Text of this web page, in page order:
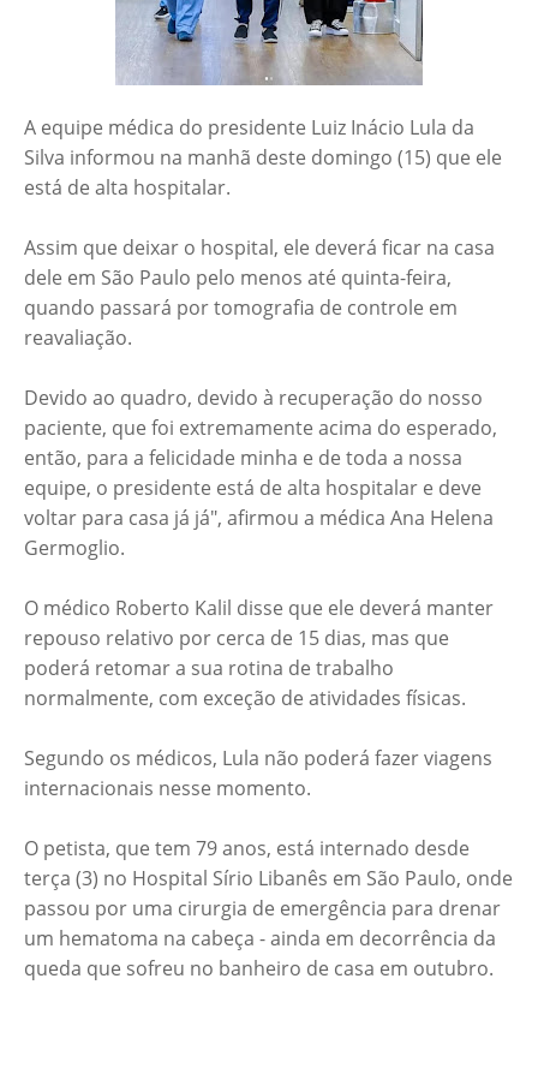
A equipe médica do presidente Luiz Inácio Lula da
Silva informou na manhã deste domingo (15) que ele
está de alta hospitalar.
Assim que deixar o hospital, ele deverá ficar na casa
dele em São Paulo pelo menos até quinta-feira,
quando passará por tomografia de controle em
reavaliação.
Devido ao quadro, devido à recuperação do nosso
paciente, que foi extremamente acima do esperado,
então, para a felicidade minha e de toda a nossa
equipe, o presidente está de alta hospitalar e deve
voltar para casa já já", afirmou a médica Ana Helena
Germoglio.
O médico Roberto Kalil disse que ele deverá manter
repouso relativo por cerca de 15 dias, mas que
poderá retomar a sua rotina de trabalho
normalmente, com exceção de atividades físicas.
Segundo os médicos, Lula não poderá fazer viagens
internacionais nesse momento.
O petista, que tem 79 anos, está internado desde
terça (3) no Hospital Sírio Libanês em São Paulo, onde
passou por uma cirurgia de emergência para drenar
um hematoma na cabeça - ainda em decorrência da
queda que sofreu no banheiro de casa em outubro.